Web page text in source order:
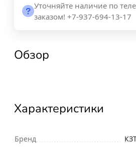
Уточняйте наличие по
заказом! +7-937-694-13-17
Обзор
Характеристики
Бренд